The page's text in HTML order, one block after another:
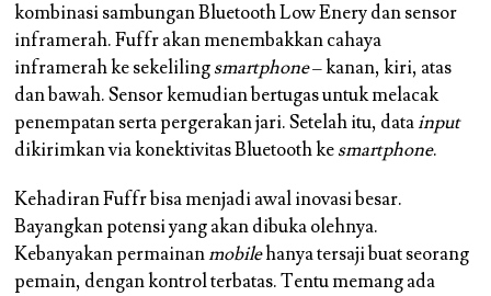
kombinasi sambungan Bluetooth Low Enery dan sensor
inframerah. Fuffr akan menembakkan cahaya
inframerah ke sekelilingsmartphone– kanan, kiri, atas
dan bawah. Sensor kemudian bertugas untuk melacak
penempatan serta pergerakan jari. Setelah itu, datainput
dikirimkan via konektivitas Bluetooth kesmartphone.
Kehadiran Fuffr bisa menjadi awal inovasi besar.
Bayangkan potensi yang akan dibuka olehnya.
Kebanyakan permainanmobilehanya tersaji buat seorang
pemain, dengan kontrol terbatas. Tentu memang ada